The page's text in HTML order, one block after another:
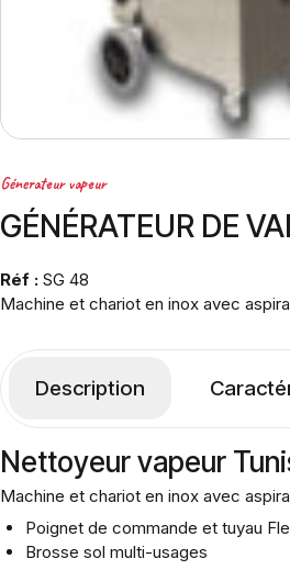
Génerateur vapeur
GÉNÉRATEUR DE
Réf : SG 48
Machine et chariot en inox avec
Description
Nettoyeur vapeur
Machine et chariot en inox avec
Poignet de commande et tuyau
Brosse sol